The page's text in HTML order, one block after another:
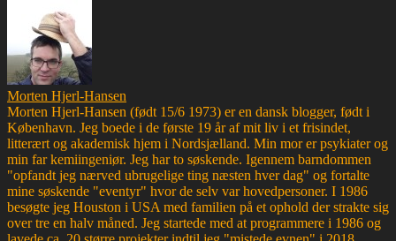
Morten Hjerl-Hansen
Morten Hjerl-Hansen (født 15/6 1973) er en dansk blogger, født i
København. Jeg boede i de første 19 år af mit liv i et frisindet,
litterært og akademisk hjem i Nordsjælland. Min mor er psykiater og
min far kemiingeniør. Jeg har to søskende. Igennem barndommen
"opfandt jeg nærved ubrugelige ting næsten hver dag" og fortalte
mine søskende "eventyr" hvor de selv var hovedpersoner. I 1986
besøgte jeg Houston i USA med familien på et ophold der strakte sig
over tre en halv måned. Jeg startede med at programmere i 1986 og